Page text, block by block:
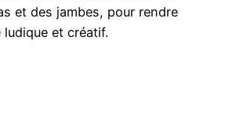
et des jambes, pour rendre
ludique et créatif.